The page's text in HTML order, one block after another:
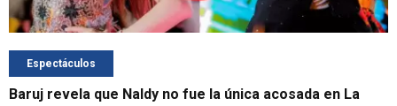
Espectáculos
Baruj revela que Naldy no fue la única acosada en La